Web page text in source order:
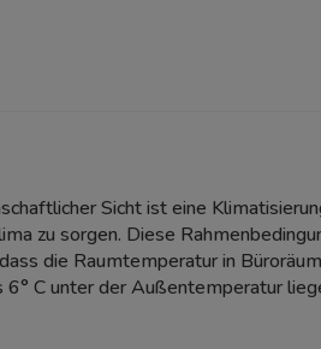
Sicht ist eine
zu sorgen. Diese
die Raumtemperatur in
C unter der Außentemperatur